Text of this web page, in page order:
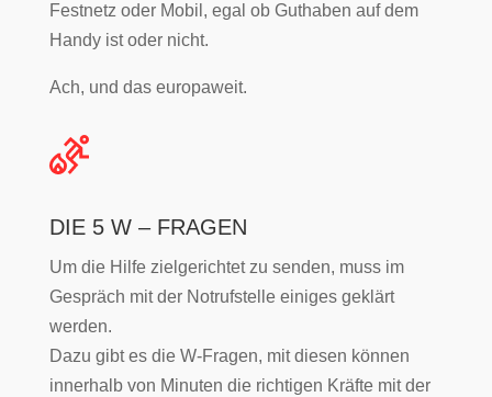
Festnetz oder Mobil, egal ob Guthaben auf dem
Handy ist oder nicht.
Ach, und das europaweit.
DIE 5 W – FRAGEN
Um die Hilfe zielgerichtet zu senden, muss im
Gespräch mit der Notrufstelle einiges geklärt
werden.
Dazu gibt es die W-Fragen, mit diesen können
innerhalb von Minuten die richtigen Kräfte mit der